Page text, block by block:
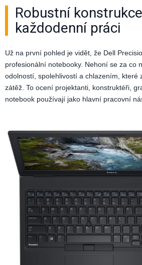
Robustní
každodenní práci
Už na první pohled je vidět, že Dell
profesionální notebooky. Nehoní se za co
odolností, spolehlivostí a chlazením, které
zátěž. To ocení projektanti, konstruktéři,
notebook používají jako hlavní pracovní